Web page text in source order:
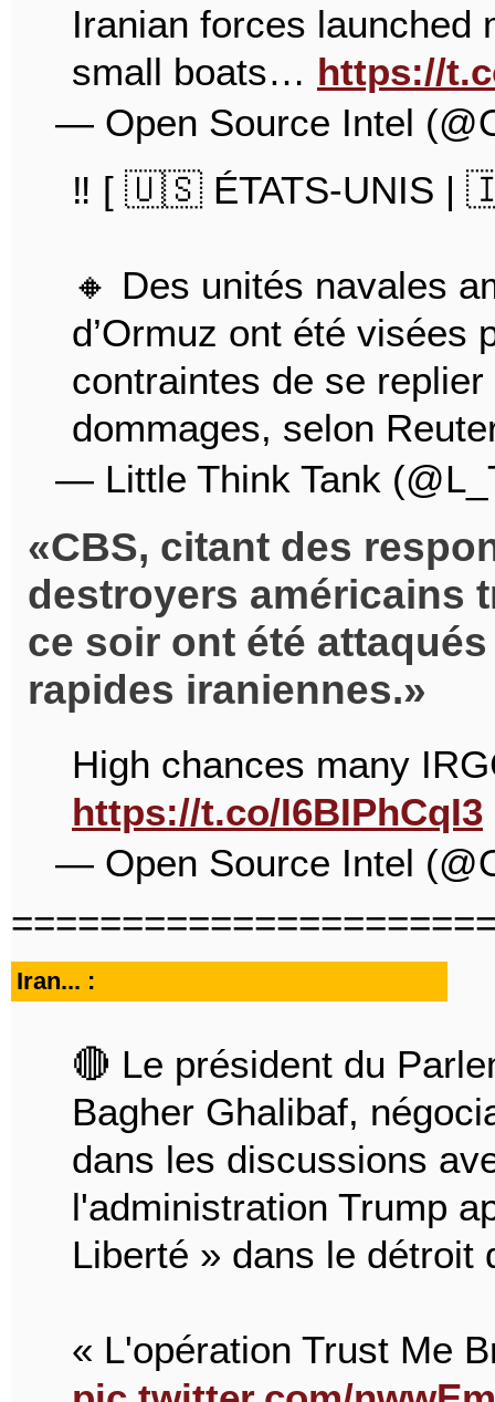
Iranian forces launched
small boats… https://
— Open Source Intel
‼️ [ 🇺🇸 ÉTATS-UNIS |
🔸 Des unités navales
d’Ormuz ont été visées
contraintes de se
dommages, selon
— Little Think Tank
CBS, citant des
destroyers américains
ce soir ont été
rapides iraniennes.
High chances many
https://t.co/I6BIPhCqI3
— Open Source Intel
Iran... :
🔴 Le président du
Bagher Ghalibaf,
dans les discussions
l'administration Trump
Liberté » dans le détroit
« L'opération Trust Me